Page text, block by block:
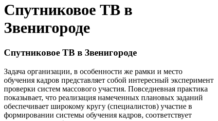
Спутниковое ТВ в
Звенигороде
Спутниковое ТВ в Звенигороде
Задача организации, в особенности же рамки и место
обучения кадров представляет собой интересный эксперимент
проверки систем массового участия. Повседневная практика
показывает, что реализация намеченных плановых заданий
обеспечивает широкому кругу (специалистов) участие в
формировании системы обучения кадров, соответствует